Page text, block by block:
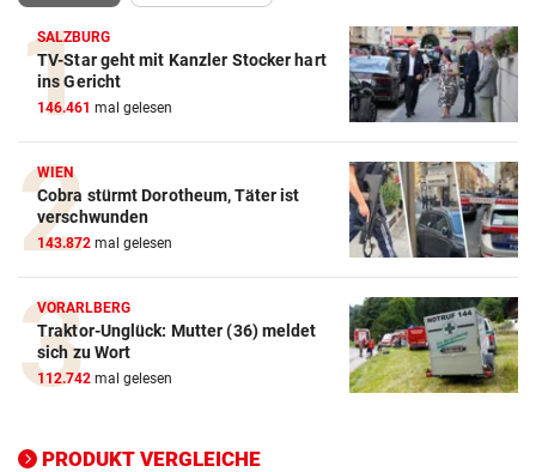
SALZBURG
TV-Star geht mit Kanzler Stocker hart
ins Gericht
146.461 mal gelesen
WIEN
Cobra stürmt Dorotheum, Täter ist
verschwunden
143.872 mal gelesen
VORARLBERG
Traktor-Unglück: Mutter (36) meldet
sich zu Wort
112.742 mal gelesen
PRODUKT VERGLEICHE
Action-Cam Vergleich
ZUM VERGLEICH
Crosstrainer Vergleich
ZUM VERGLEICH
E-Bike Vergleich
ZUM VERGLEICH
Elektro-Scooter Vergleich
ZUM VERGLEICH
ZUM VERGLEICH